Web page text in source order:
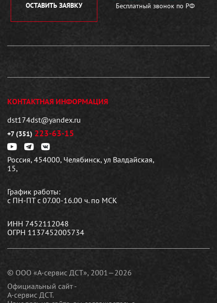
ОСТАВИТЬ ЗАЯВКУ Бесплатный звонок по РФ
КОНТАКТНАЯ ИНФОРМАЦИЯ
dst174dst@yandex.ru
+7 (351) 223-63-15
Россия, 454000, Челябинск, ул Валдайская,
15,
График работы:
с ПН-ПТ с 07.00-16.00 ч. по МСК
ИНН 7452112048
ОГРН 1137452005734
© ООО «А-сервис ДСТ», 2001—2026
Официальный сайт -
А-сервис ДСТ.